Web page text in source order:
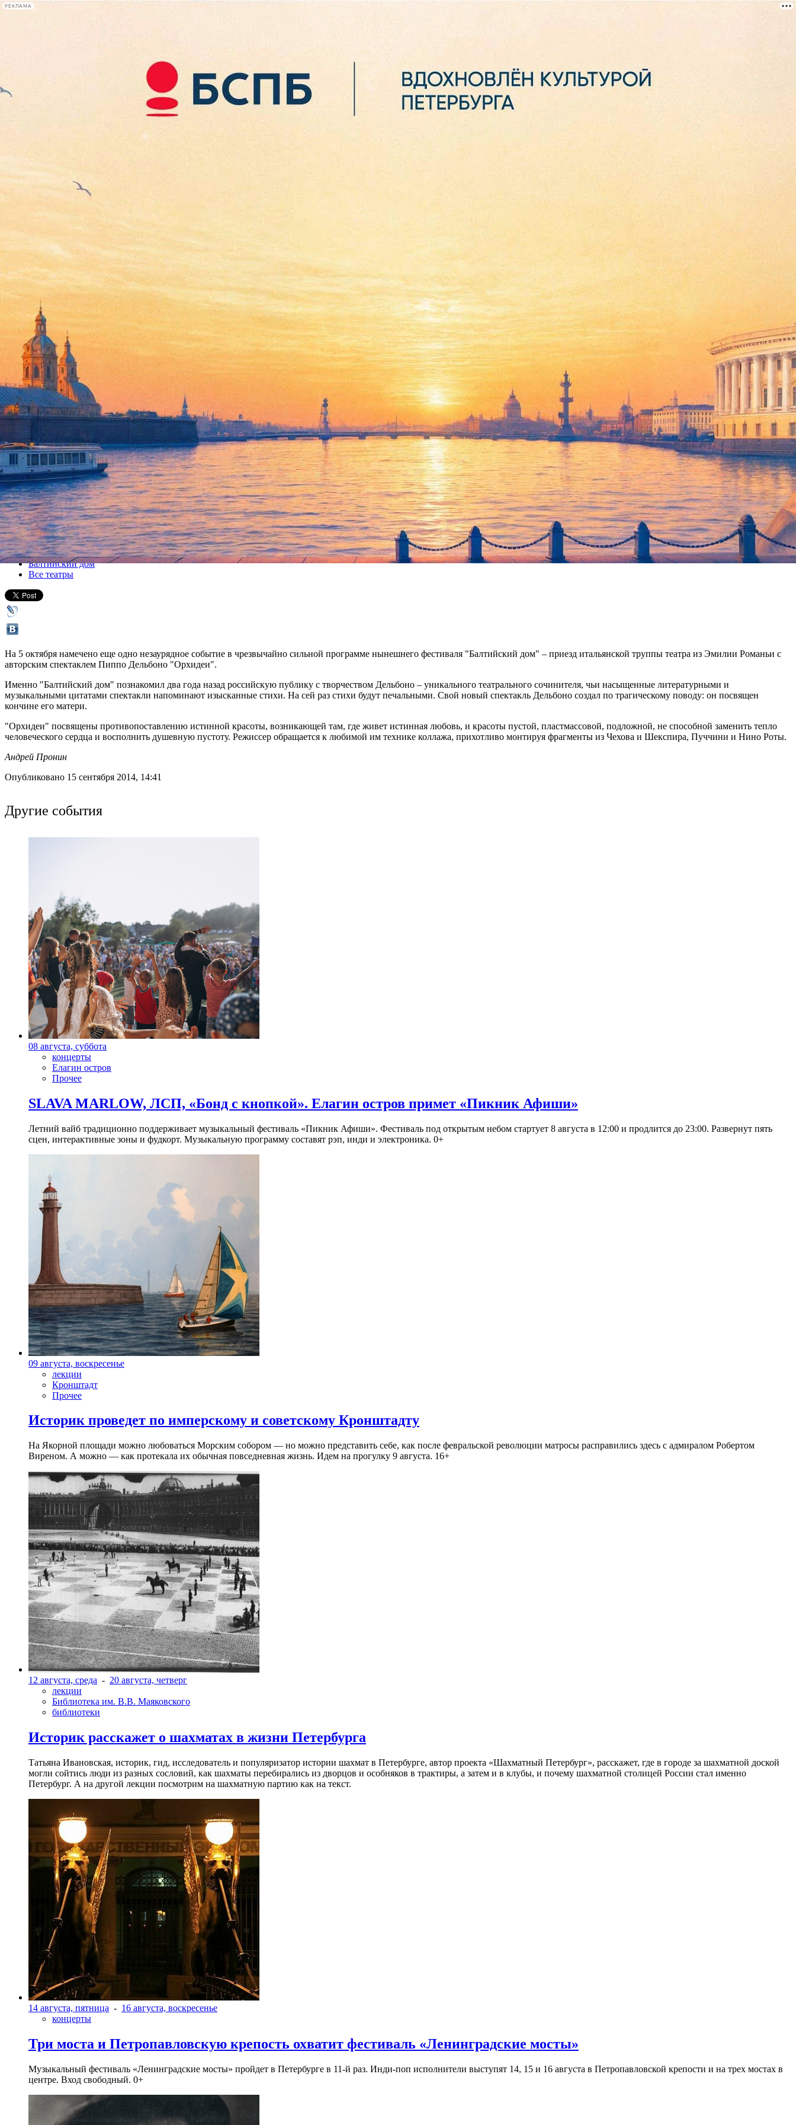
РЕКЛАМА
лекции
книги
"Орхидеи" Пиппо Дельбоно украсят "Балтийский дом"
05 октября 2014, воскресенье,19.00
Версия для печати
Все спектакли
Балтийский дом
Все театры
На 5 октября намечено еще одно незаурядное событие в чрезвычайно сильной программе нынешнего фестиваля "Балтийский дом" – приезд итальянской труппы театра из Эмилии Романьи с
авторским спектаклем Пиппо Дельбоно "Орхидеи".
Именно "Балтийский дом" познакомил два года назад российскую публику с творчеством Дельбоно – уникального театрального сочинителя, чьи насыщенные литературными и
музыкальными цитатами спектакли напоминают изысканные стихи. На сей раз стихи будут печальными. Свой новый спектакль Дельбоно создал по трагическому поводу: он посвящен
кончине его матери.
"Орхидеи" посвящены противопоставлению истинной красоты, возникающей там, где живет истинная любовь, и красоты пустой, пластмассовой, подложной, не способной заменить тепло
человеческого сердца и восполнить душевную пустоту. Режиссер обращается к любимой им технике коллажа, прихотливо монтируя фрагменты из Чехова и Шекспира, Пуччини и Нино Роты.
Андрей Пронин
Опубликовано 15 сентября 2014, 14:41
Другие события
08 августа, суббота
концерты
Елагин остров
Прочее
SLAVA MARLOW, ЛСП, «Бонд с кнопкой». Елагин остров примет «Пикник Афиши»
Летний вайб традиционно поддерживает музыкальный фестиваль «Пикник Афиши». Фестиваль под открытым небом стартует 8 августа в 12:00 и продлится до 23:00. Развернут пять
сцен, интерактивные зоны и фудкорт. Музыкальную программу составят рэп, инди и электроника. 0+
09 августа, воскресенье
лекции
Кронштадт
Прочее
Историк проведет по имперскому и советскому Кронштадту
На Якорной площади можно любоваться Морским собором — но можно представить себе, как после февральской революции матросы расправились здесь с адмиралом Робертом
Виреном. А можно — как протекала их обычная повседневная жизнь. Идем на прогулку 9 августа. 16+
12 августа, среда - 20 августа, четверг
лекции
Библиотека им. В.В. Маяковского
библиотеки
Историк расскажет о шахматах в жизни Петербурга
Татьяна Ивановская, историк, гид, исследователь и популяризатор истории шахмат в Петербурге, автор проекта «Шахматный Петербург», расскажет, где в городе за шахматной доской
могли сойтись люди из разных сословий, как шахматы перебирались из дворцов и особняков в трактиры, а затем и в клубы, и почему шахматной столицей России стал именно
Петербург. А на другой лекции посмотрим на шахматную партию как на текст.
14 августа, пятница - 16 августа, воскресенье
концерты
Три моста и Петропавловскую крепость охватит фестиваль «Ленинградские мосты»
Музыкальный фестиваль «Ленинградские мосты» пройдет в Петербурге в 11-й раз. Инди-поп исполнители выступят 14, 15 и 16 августа в Петропавловской крепости и на трех мостах в
центре. Вход свободный. 0+